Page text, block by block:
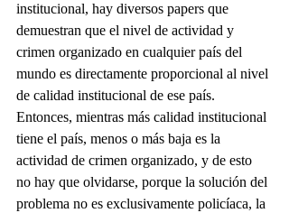
institucional, hay diversos papers que
demuestran que el nivel de actividad y
crimen organizado en cualquier país del
mundo es directamente proporcional al nivel
de calidad institucional de ese país.
Entonces, mientras más calidad institucional
tiene el país, menos o más baja es la
actividad de crimen organizado, y de esto
no hay que olvidarse, porque la solución del
problema no es exclusivamente policíaca, la